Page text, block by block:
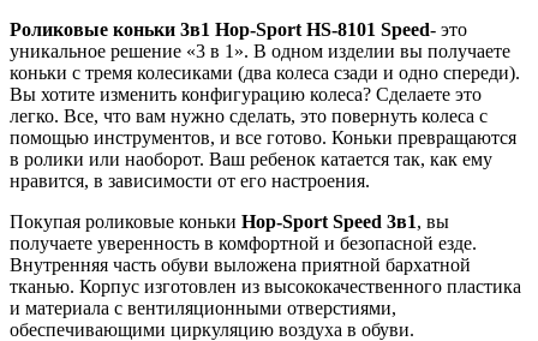
Роликовые коньки 3в1 Hop-Sport HS-8101 Speed- это
уникальное решение «3 в 1». В одном изделии вы получаете
коньки с тремя колесиками (два колеса сзади и одно спереди).
Вы хотите изменить конфигурацию колеса? Сделаете это
легко. Все, что вам нужно сделать, это повернуть колеса с
помощью инструментов, и все готово. Коньки превращаются
в ролики или наоборот. Ваш ребенок катается так, как ему
нравится, в зависимости от его настроения.
Покупая роликовые коньки Hop-Sport Speed 3в1, вы
получаете уверенность в комфортной и безопасной езде.
Внутренняя часть обуви выложена приятной бархатной
тканью. Корпус изготовлен из высококачественного пластика
и материала с вентиляционными отверстиями,
обеспечивающими циркуляцию воздуха в обуви.